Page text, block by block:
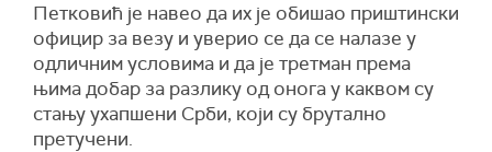
Петковић је навео да их је обишао приштински
официр за везу и уверио се да се налазе у
одличним условима и да је третман према
њима добар за разлику од онога у каквом су
стању ухапшени Срби, који су брутално
претучени.